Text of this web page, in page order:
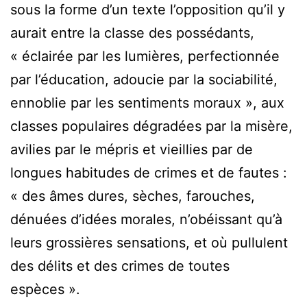
sous la forme d’un texte l’opposition qu’il y
aurait entre la classe des possédants,
« éclairée par les lumières, perfectionnée
par l’éducation, adoucie par la sociabilité,
ennoblie par les sentiments moraux », aux
classes populaires dégradées par la misère,
avilies par le mépris et vieillies par de
longues habitudes de crimes et de fautes :
« des âmes dures, sèches, farouches,
dénuées d’idées morales, n’obéissant qu’à
leurs grossières sensations, et où pullulent
des délits et des crimes de toutes
espèces ».